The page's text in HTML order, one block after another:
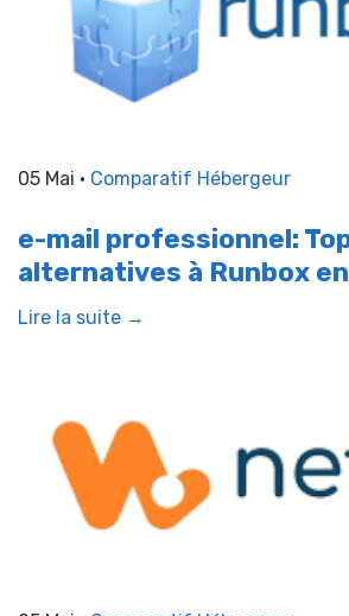
05 Mai • Comparatif Hébergeur
e-mail professionnel:
alternatives à Runbox
Lire la suite →